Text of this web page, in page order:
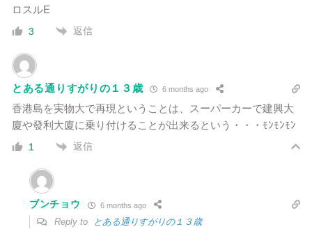
ロスルE
3 返信
とある通りすがりの１３歳 6 months ago
香港島を実物大で再現ということは、スーパーカーで建興大
廈や發利大廈に乗り付けることが出来るという・・・ﾓﾝﾓﾝﾓﾝ
1 返信
ブンチョウ 6 months ago
Reply to とある通りすがりの１３歳